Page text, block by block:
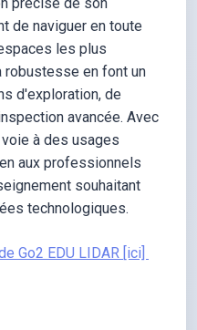
de naviguer en toute
les plus
robustesse en font un
d'exploration, de
avancée. Avec
voie à des usages
aux professionnels
souhaitant
technologiques.
Go2 EDU LIDAR [ici]